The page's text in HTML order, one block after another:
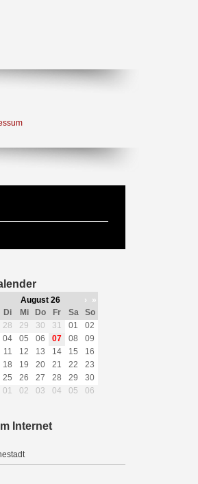
August 26 ›
»
Di Mi Do Fr Sa
So
28 29 30 31 01
02
04 05 06 07 08
09
11 12 13 14 15
16
18 19 20 21 22
23
25 26 27 28 29
30
01 02 03 04 05 06
Internet